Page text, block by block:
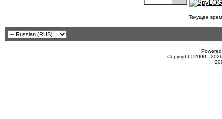
Текущее
Copyright ©2000 -